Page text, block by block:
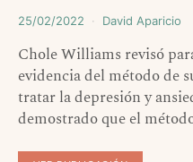
25/02/2022 David Aparicio
Chole Williams revisó
evidencia del método de
tratar la depresión y
demostrado que el